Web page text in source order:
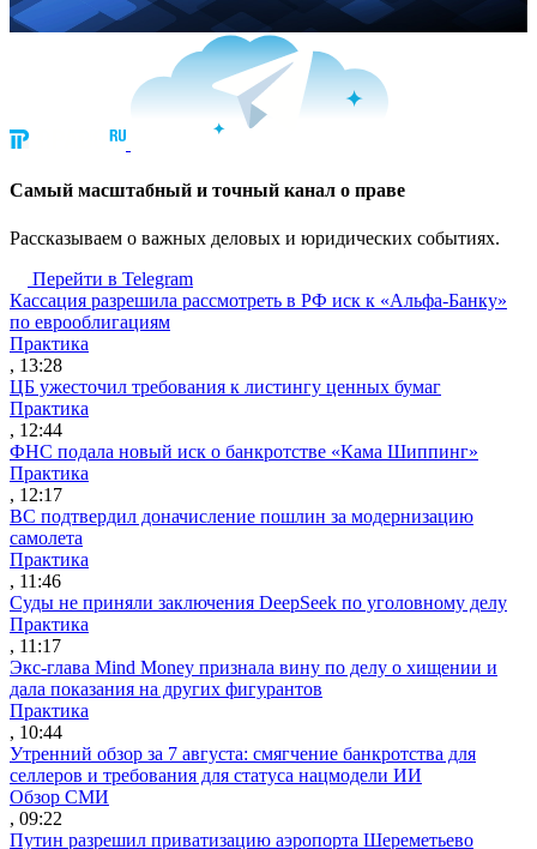
Cамый масштабный и точный канал о праве
Рассказываем о важных деловых и юридических событиях.
Перейти в Telegram
Кассация разрешила рассмотреть в РФ иск к «Альфа-Банку»
по еврооблигациям
Практика
, 13:28
ЦБ ужесточил требования к листингу ценных бумаг
Практика
, 12:44
ФНС подала новый иск о банкротстве «Кама Шиппинг»
Практика
, 12:17
ВС подтвердил доначисление пошлин за модернизацию
самолета
Практика
, 11:46
Суды не приняли заключения DeepSeek по уголовному делу
Практика
, 11:17
Экс-глава Mind Money признала вину по делу о хищении и
дала показания на других фигурантов
Практика
, 10:44
Утренний обзор за 7 августа: смягчение банкротства для
селлеров и требования для статуса нацмодели ИИ
Обзор СМИ
, 09:22
Путин разрешил приватизацию аэропорта Шереметьево